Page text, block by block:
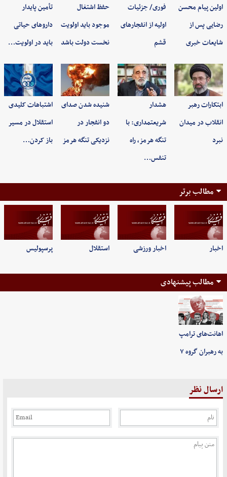
اولین پیام محسن
رضایی پس از
شایعات خبری
فوری/ جزئیات
اولیه از انفجارهای
قشم
حفظ اشتغال
موجود باید اولویت
نخست دولت باشد
تأمین پایدار
داروهای حیاتی
باید در اولویت…
ابتکارات رهبر
انقلاب در میدان
نبرد
هشدار
شریعتمداری: با
تنگه هرمز، راه
تنفس…
شنیده شدن صدای
دو انفجار در
نزدیکی تنگه هرمز
اشتباهات کلیدی
استقلال در مسیر
باز کردن…
مطالب برتر
اخبار اخبار ورزشی استقلال پرسپولیس
مطالب پیشنهادی
اهانت‌های ترامپ
به رهبران گروه ۷
ارسال نظر